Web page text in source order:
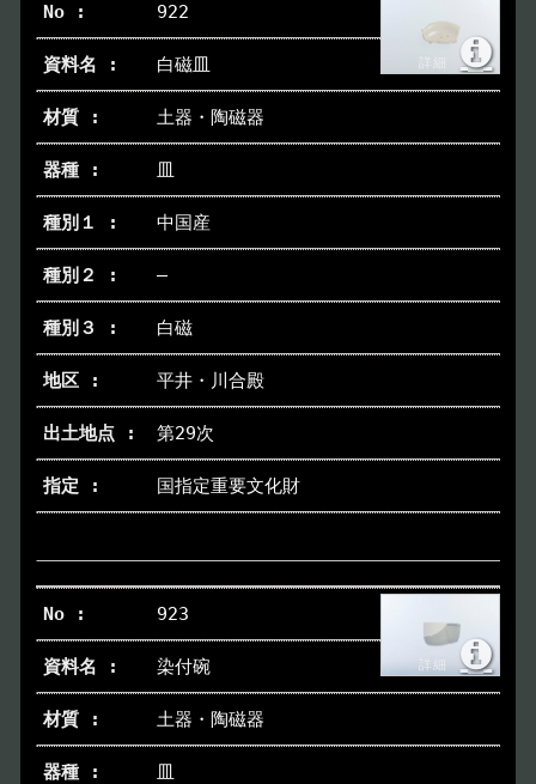
アクセス Access
各種申請
イベント
デジタルアーカイブ
その他のご案内 Others
922
白磁皿
土器・陶磁器
皿
中国産
―
白磁
平井・川合殿
第29次
国指定重要文化財
923
染付碗
土器・陶磁器
皿